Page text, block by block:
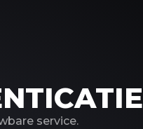
service.